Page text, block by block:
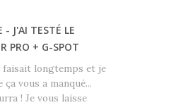
- J'AI TESTÉ LE
PRO + G-SPOT
faisait longtemps et je
ça vous a manqué...
! Je vous laisse